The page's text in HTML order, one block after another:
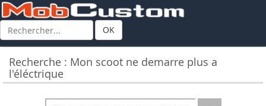
OK
Recherche : Mon scoot ne demarre plus a
l'éléctrique